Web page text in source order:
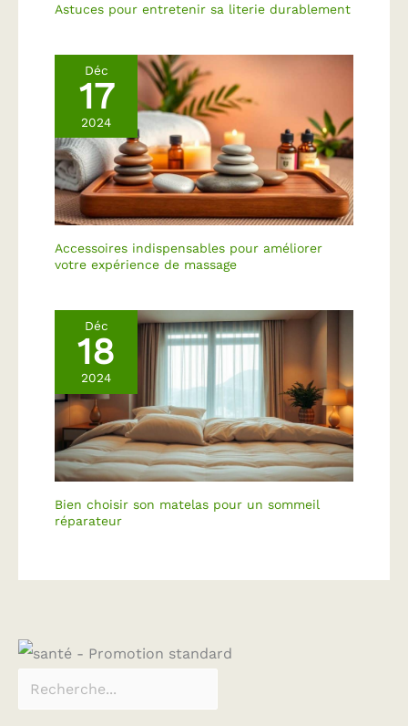
Astuces pour entretenir sa literie durablement
Déc
17
2024
Accessoires indispensables pour améliorer
votre expérience de massage
Déc
18
2024
Bien choisir son matelas pour un sommeil
réparateur